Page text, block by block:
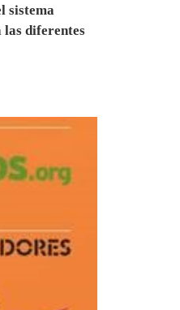
sistema
las diferentes